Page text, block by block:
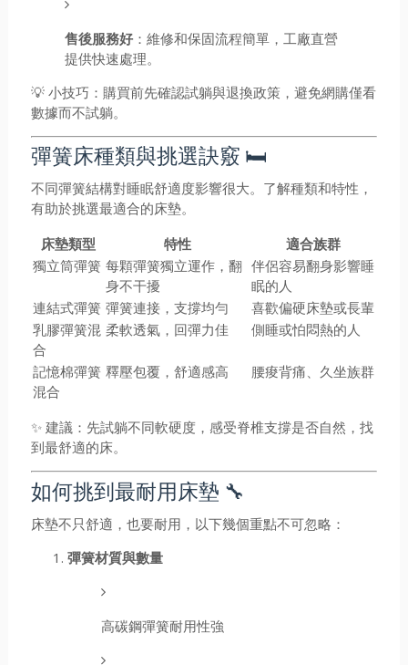
售後服務好：維修和保固流程簡單，工廠直營
提供快速處理。
💡 小技巧：購買前先確認試躺與退換政策，避免網購僅看
數據而不試躺。
彈簧床種類與挑選訣竅 🛏️
不同彈簧結構對睡眠舒適度影響很大。了解種類和特性，
有助於挑選最適合的床墊。
床墊類型
特性
適合族群
獨立筒彈簧 每顆彈簧獨立運作，翻
身不干擾
伴侶容易翻身影響睡
眠的人
連結式彈簧 彈簧連接，支撐均勻
喜歡偏硬床墊或長輩
乳膠彈簧混
合
柔軟透氣，回彈力佳 側睡或怕悶熱的人
記憶棉彈簧
混合
釋壓包覆，舒適感高 腰痠背痛、久坐族群
✨ 建議：先試躺不同軟硬度，感受脊椎支撐是否自然，找
到最舒適的床。
如何挑到最耐用床墊 🔧
床墊不只舒適，也要耐用，以下幾個重點不可忽略：
彈簧材質與數量
高碳鋼彈簧耐用性強